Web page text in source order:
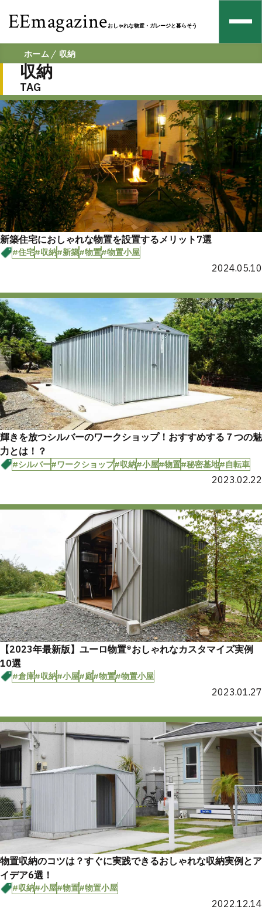
EEmagazineおしゃれな物置・ガレージと暮らそう
ホーム 収納
収納
TAG
新築住宅におしゃれな物置を設置するメリット7選
#住宅#収納#新築#物置#物置小屋
2024.05.10
輝きを放つシルバーのワークショップ！おすすめする７つの魅
力とは！？
#シルバー#ワークショップ#収納#小屋#物置#秘密基地#自転車
2023.02.22
【2023年最新版】ユーロ物置®おしゃれなカスタマイズ実例
10選
#倉庫#収納#小屋#庭#物置#物置小屋
2023.01.27
物置収納のコツは？すぐに実践できるおしゃれな収納実例とア
イデア6選！
#収納#小屋#物置#物置小屋
2022.12.14